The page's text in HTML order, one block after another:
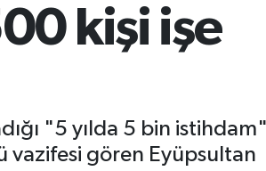
kişi işe
"5 yılda 5 bin istihdam"
vazifesi gören Eyüpsultan